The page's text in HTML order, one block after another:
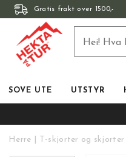
Gratis frakt over 1500,-
SOVE UTE UTSTYR
Herre T-skjorter og skjorter